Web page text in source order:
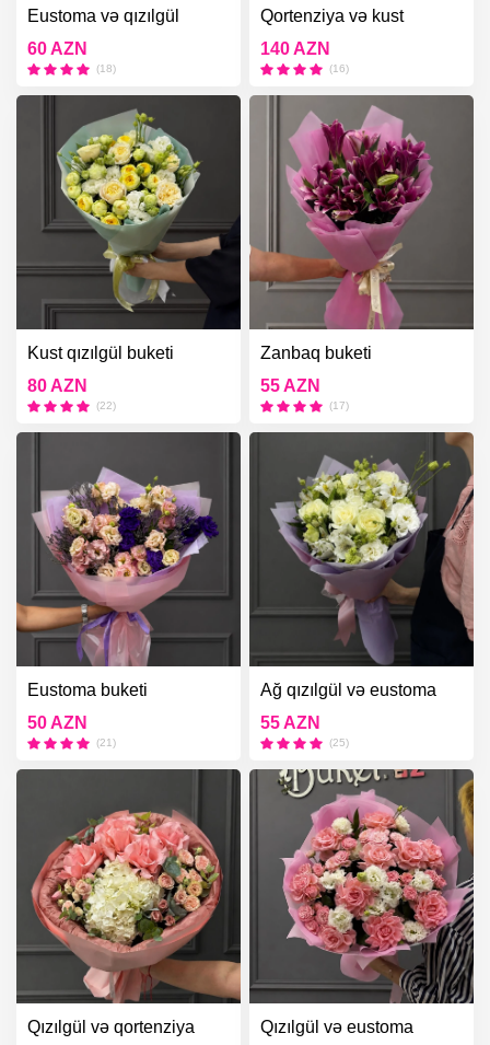
Eustoma və qızılgül
60 AZN
(18)
Qortenziya və kust
qızılgül buketi
140 AZN
(16)
Kust qızılgül buketi
80 AZN
(22)
Zanbaq buketi
55 AZN
(17)
Eustoma buketi
50 AZN
(21)
Ağ qızılgül və eustoma
buketi
55 AZN
(25)
Qızılgül və qortenziya
Qızılgül və eustoma